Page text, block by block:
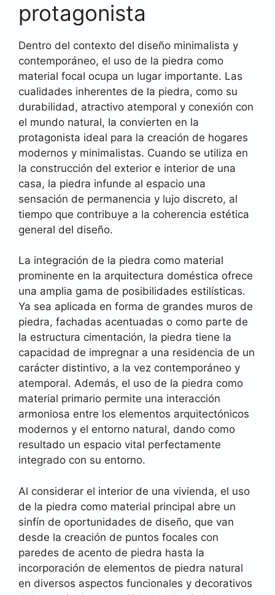
protagonista
Dentro del contexto del diseño minimalista y
contemporáneo, el uso de la piedra como
material focal ocupa un lugar importante. Las
cualidades inherentes de la piedra, como su
durabilidad, atractivo atemporal y conexión con
el mundo natural, la convierten en la
protagonista ideal para la creación de hogares
modernos y minimalistas. Cuando se utiliza en
la construcción del exterior e interior de una
casa, la piedra infunde al espacio una
sensación de permanencia y lujo discreto, al
tiempo que contribuye a la coherencia estética
general del diseño.
La integración de la piedra como material
prominente en la arquitectura doméstica ofrece
una amplia gama de posibilidades estilísticas.
Ya sea aplicada en forma de grandes muros de
piedra, fachadas acentuadas o como parte de
la estructura cimentación, la piedra tiene la
capacidad de impregnar a una residencia de un
carácter distintivo, a la vez contemporáneo y
atemporal. Además, el uso de la piedra como
material primario permite una interacción
armoniosa entre los elementos arquitectónicos
modernos y el entorno natural, dando como
resultado un espacio vital perfectamente
integrado con su entorno.
Al considerar el interior de una vivienda, el uso
de la piedra como material principal abre un
sinfín de oportunidades de diseño, que van
desde la creación de puntos focales con
paredes de acento de piedra hasta la
incorporación de elementos de piedra natural
en diversos aspectos funcionales y decorativos